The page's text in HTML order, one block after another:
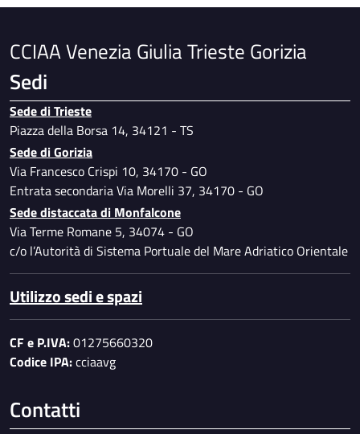
CCIAA Venezia Giulia Trieste Gorizia
Sedi
Sede di Trieste
Piazza della Borsa 14, 34121 - TS
Sede di Gorizia
Via Francesco Crispi 10, 34170 - GO
Entrata secondaria Via Morelli 37, 34170 - GO
Sede distaccata di Monfalcone
Via Terme Romane 5, 34074 - GO
c/o l’Autorità di Sistema Portuale del Mare Adriatico Orientale
Utilizzo sedi e spazi
CF e P.IVA:01275660320
Codice IPA:cciaavg
Contatti